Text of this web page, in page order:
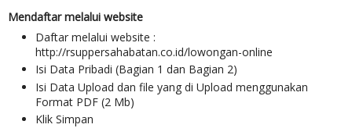
Mendaftar melalui website
Daftar melalui website :
http://rsuppersahabatan.co.id/lowongan-online
Isi Data Pribadi (Bagian 1 dan Bagian 2)
Isi Data Upload dan file yang di Upload menggunakan
Format PDF (2 Mb)
Klik Simpan